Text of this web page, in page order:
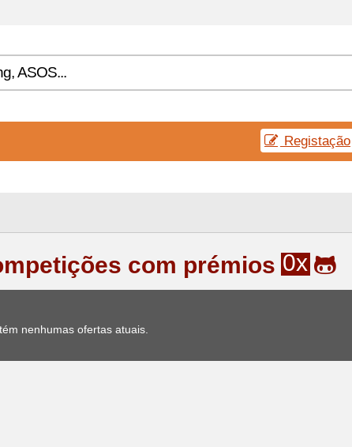
Registação
com prémios 0x
nenhumas ofertas atuais.